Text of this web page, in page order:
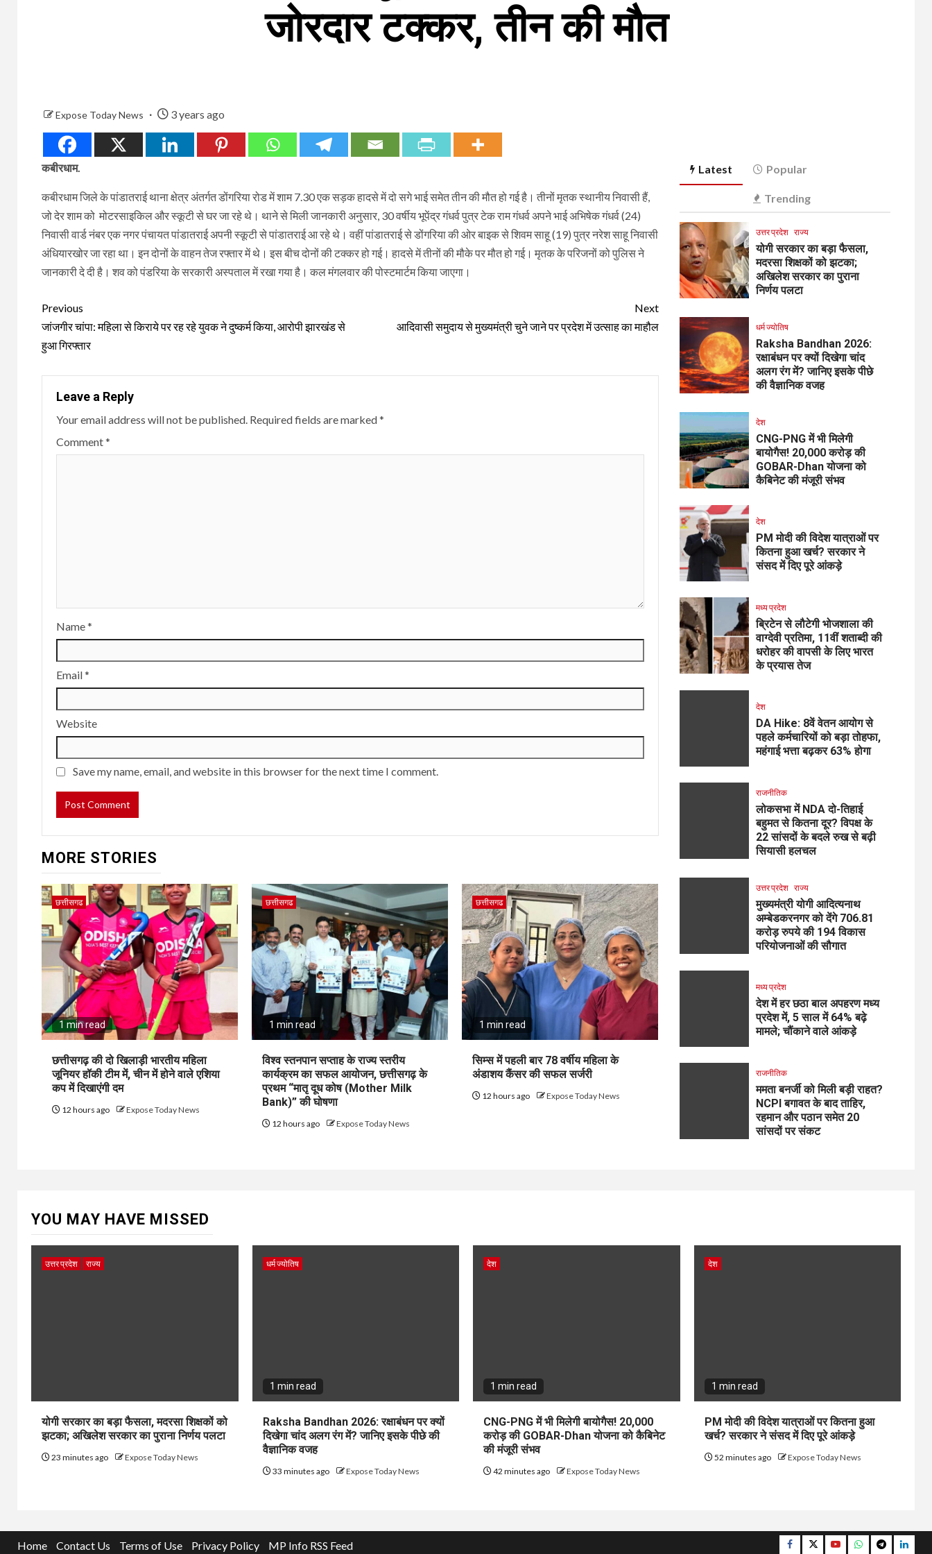
जोरदार टक्कर, तीन की मौत
Expose Today News 3 years ago
कबीरधाम.
कबीरधाम जिले के पांडातराई थाना क्षेत्र अंतर्गत डोंगरिया रोड में शाम 7.30 एक सड़क हादसे में दो सगे भाई समेत तीन की मौत हो गई है। तीनों मृतक स्थानीय निवासी हैं,
जो देर शाम को मोटरसाइकिल और स्कूटी से घर जा रहे थे। थाने से मिली जानकारी अनुसार, 30 वर्षीय भूपेंद्र गंधर्व पुत्र टेक राम गंधर्व अपने भाई अभिषेक गंधर्व (24)
निवासी वार्ड नंबर एक नगर पंचायत पांडातराई अपनी स्कूटी से पांडातराई आ रहे थे। वहीं पांडातराई से डोंगरिया की ओर बाइक से शिवम साहू (19) पुत्र नरेश साहू निवासी
अंधियारखोर जा रहा था। इन दोनों के वाहन तेज रफ्तार में थे। इस बीच दोनों की टक्कर हो गई। हादसे में तीनों की मौके पर मौत हो गई। मृतक के परिजनों को पुलिस ने
जानकारी दे दी है। शव को पंडरिया के सरकारी अस्पताल में रखा गया है। कल मंगलवार की पोस्टमार्टम किया जाएगा।
Continue
Reading
Previous
जांजगीर चांपा: महिला से किराये पर रह रहे युवक ने दुष्कर्म किया, आरोपी झारखंड से
हुआ गिरफ्तार
Next
आदिवासी समुदाय से मुख्यमंत्री चुने जाने पर प्रदेश में उत्साह का माहौल
Leave a Reply
Your email address will not be published. Required fields are marked*
Comment*
Name*
Email*
Website
Save my name, email, and website in this browser for the next time I comment.
MORE STORIES
छत्तीसगढ
1 min read
छत्तीसगढ़ की दो खिलाड़ी भारतीय महिला
जूनियर हॉकी टीम में, चीन में होने वाले एशिया
कप में दिखाएंगी दम
12 hours ago Expose Today News
छत्तीसगढ
1 min read
विश्व स्तनपान सप्ताह के राज्य स्तरीय
कार्यक्रम का सफल आयोजन, छत्तीसगढ़ के
प्रथम “मातृ दूध कोष (Mother Milk
Bank)” की घोषणा
12 hours ago Expose Today News
छत्तीसगढ
1 min read
सिम्स में पहली बार 78 वर्षीय महिला के
अंडाशय कैंसर की सफल सर्जरी
12 hours ago Expose Today News
Latest Popular
Trending
उत्तर प्रदेश राज्य
योगी सरकार का बड़ा फैसला,
मदरसा शिक्षकों को झटका;
अखिलेश सरकार का पुराना
निर्णय पलटा
धर्म ज्योतिष
Raksha Bandhan 2026:
रक्षाबंधन पर क्यों दिखेगा चांद
अलग रंग में? जानिए इसके पीछे
की वैज्ञानिक वजह
देश
CNG-PNG में भी मिलेगी
बायोगैस! ₹20,000 करोड़ की
GOBAR-Dhan योजना को
कैबिनेट की मंजूरी संभव
देश
PM मोदी की विदेश यात्राओं पर
कितना हुआ खर्च? सरकार ने
संसद में दिए पूरे आंकड़े
मध्य प्रदेश
ब्रिटेन से लौटेगी भोजशाला की
वाग्देवी प्रतिमा, 11वीं शताब्दी की
धरोहर की वापसी के लिए भारत
के प्रयास तेज
देश
DA Hike: 8वें वेतन आयोग से
पहले कर्मचारियों को बड़ा तोहफा,
महंगाई भत्ता बढ़कर 63% होगा
राजनीतिक
लोकसभा में NDA दो-तिहाई
बहुमत से कितना दूर? विपक्ष के
22 सांसदों के बदले रुख से बढ़ी
सियासी हलचल
उत्तर प्रदेश राज्य
मुख्यमंत्री योगी आदित्यनाथ
अम्बेडकरनगर को देंगे 706.81
करोड़ रुपये की 194 विकास
परियोजनाओं की सौगात
मध्य प्रदेश
देश में हर छठा बाल अपहरण मध्य
प्रदेश में, 5 साल में 64% बढ़े
मामले; चौंकाने वाले आंकड़े
राजनीतिक
ममता बनर्जी को मिली बड़ी राहत?
NCPI बगावत के बाद ताहिर,
रहमान और पठान समेत 20
सांसदों पर संकट
YOU MAY HAVE MISSED
उत्तर प्रदेश राज्य
योगी सरकार का बड़ा फैसला, मदरसा शिक्षकों को
झटका; अखिलेश सरकार का पुराना निर्णय पलटा
23 minutes ago Expose Today News
धर्म ज्योतिष
1 min read
Raksha Bandhan 2026: रक्षाबंधन पर क्यों
दिखेगा चांद अलग रंग में? जानिए इसके पीछे की
वैज्ञानिक वजह
33 minutes ago Expose Today News
देश
1 min read
CNG-PNG में भी मिलेगी बायोगैस! ₹20,000
करोड़ की GOBAR-Dhan योजना को कैबिनेट
की मंजूरी संभव
42 minutes ago Expose Today News
देश
1 min read
PM मोदी की विदेश यात्राओं पर कितना हुआ
खर्च? सरकार ने संसद में दिए पूरे आंकड़े
52 minutes ago Expose Today News
Home Contact Us Terms of Use Privacy Policy MP Info RSS Feed Facebook
TwitterYouTubeWhatsapp
Telegram